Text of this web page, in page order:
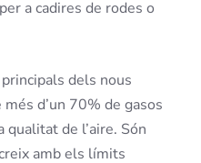
a cadires de rodes o
dels nous
d’un 70% de gasos
de l’aire. Són
amb els límits